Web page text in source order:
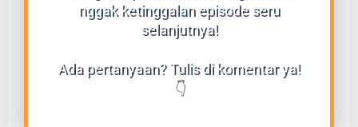
nggak ketinggalan episode seru
selanjutnya!
Ada pertanyaan? Tulis di komentar ya!
👇